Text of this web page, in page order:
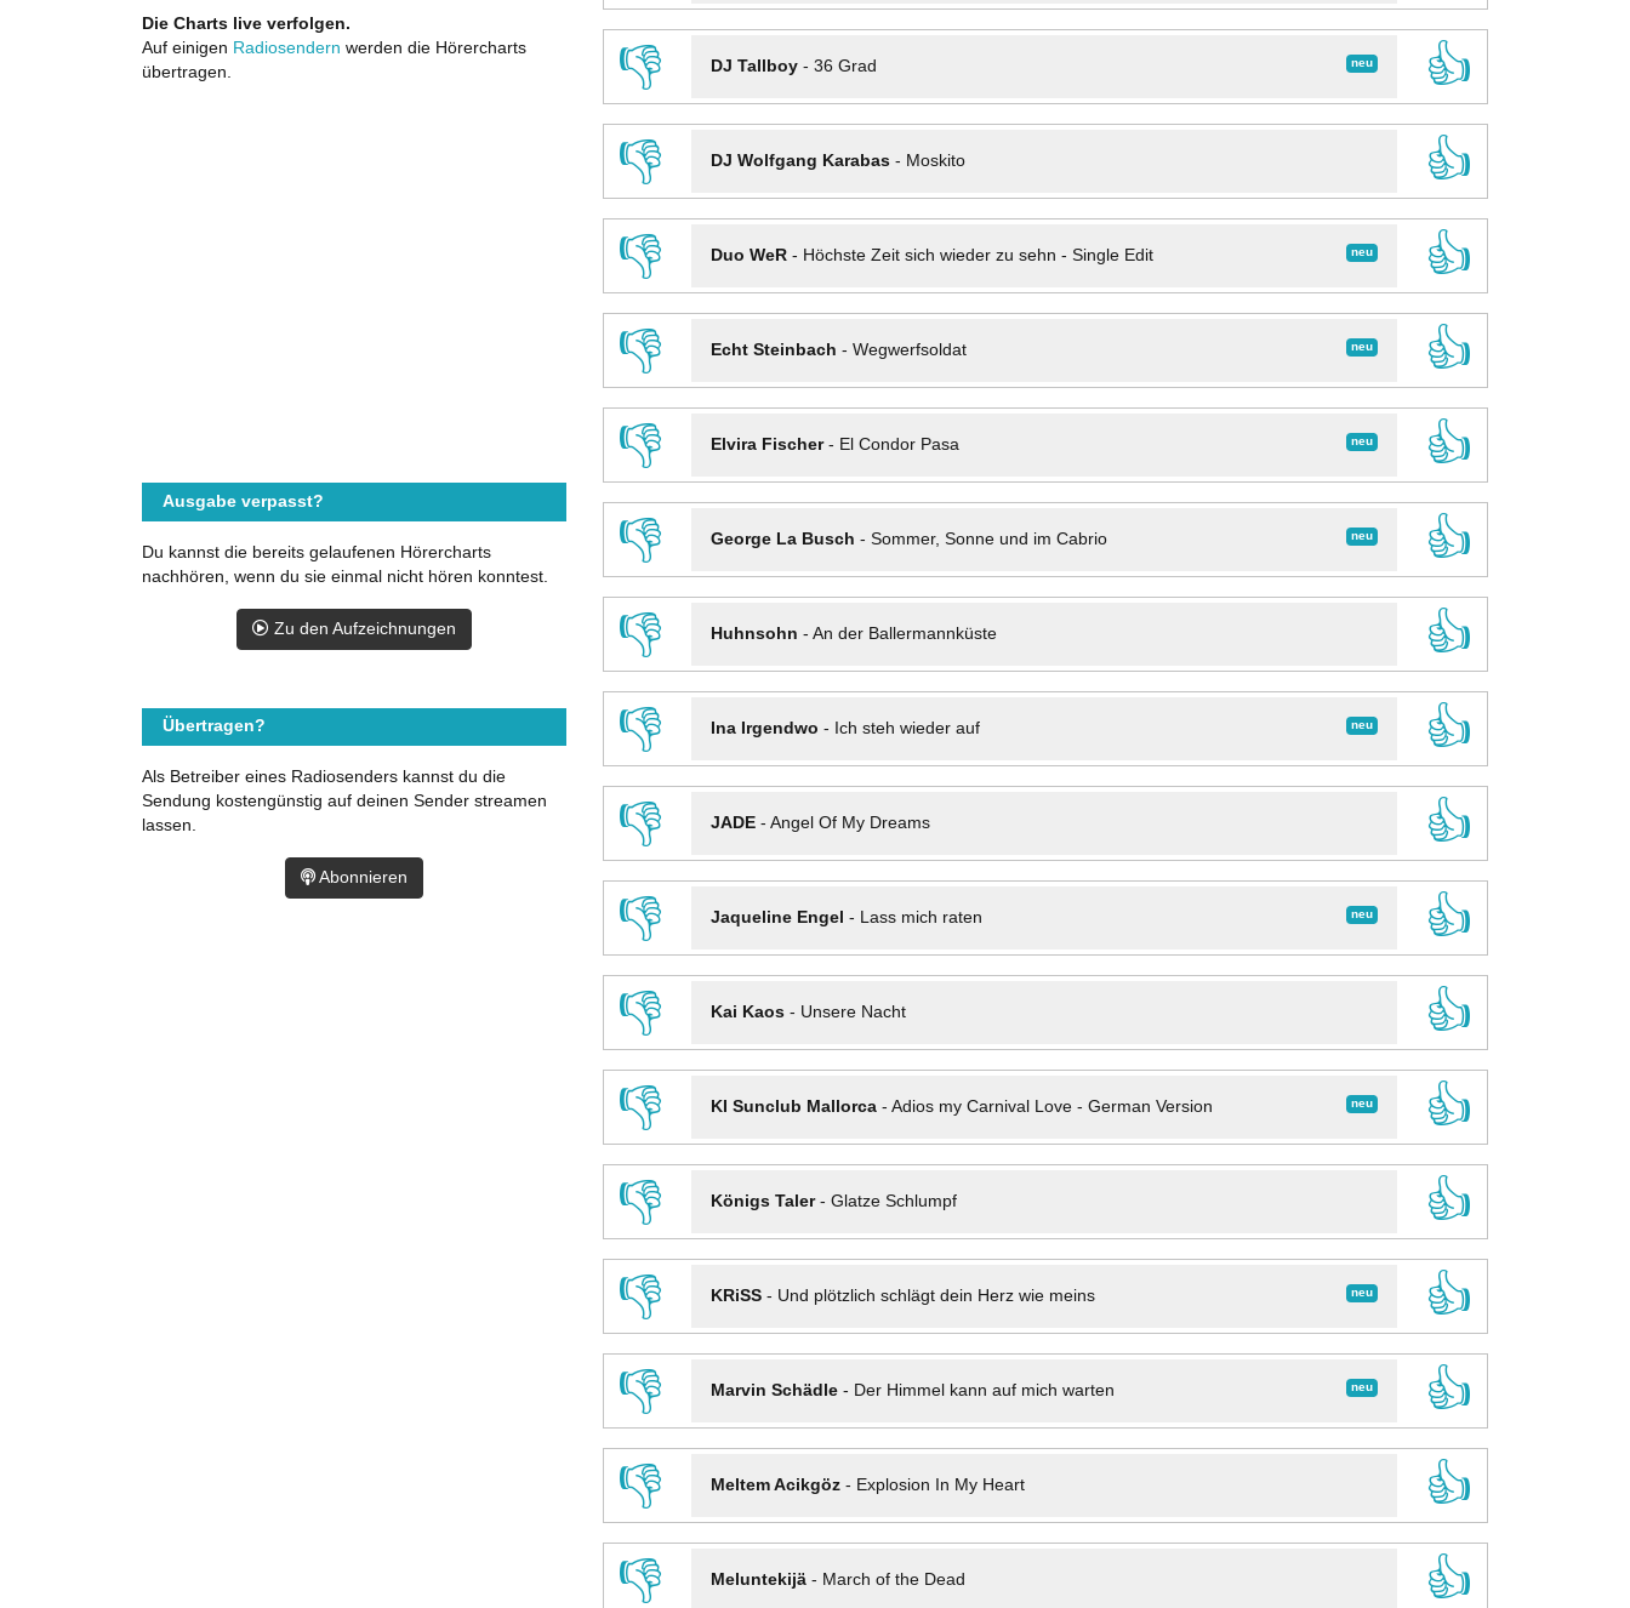
👎
neu
DJ Tallboy- 36 Grad
👍
👎
DJ Wolfgang Karabas- Moskito
👍
👎
neu
Duo WeR- Höchste Zeit sich wieder zu sehn - Single Edit
👍
👎
neu
Echt Steinbach - Wegwerfsoldat
👍
👎
neu
Elvira Fischer- El Condor Pasa
👍
👎
neu
George La Busch - Sommer, Sonne und im Cabrio
👍
👎
Huhnsohn - An der Ballermannküste
👍
👎
neu
Ina Irgendwo - Ich steh wieder auf
👍
👎
JADE- Angel Of My Dreams
👍
👎
neu
Jaqueline Engel - Lass mich raten
👍
👎
Kai Kaos- Unsere Nacht
👍
👎
neu
KI Sunclub Mallorca- Adios my Carnival Love - German Version
👍
👎
Königs Taler- Glatze Schlumpf
👍
👎
neu
KRiSS- Und plötzlich schlägt dein Herz wie meins
👍
👎
neu
Marvin Schädle- Der Himmel kann auf mich warten
👍
👎
Meltem Acikgöz- Explosion In My Heart
👍
👎
Meluntekijä- March of the Dead
👍
Die Charts live verfolgen.
Auf einigen Radiosendern werden die Hörercharts
übertragen.
Ausgabe verpasst?
Du kannst die bereits gelaufenen Hörercharts
nachhören, wenn du sie einmal nicht hören konntest.
Zu den Aufzeichnungen
Übertragen?
Als Betreiber eines Radiosenders kannst du die
Sendung kostengünstig auf deinen Sender streamen
lassen.
Abonnieren